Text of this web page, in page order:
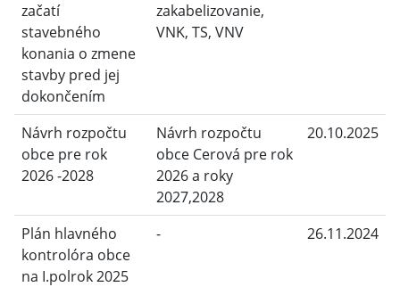
začatí
stavebného
konania o zmene
stavby pred jej
dokončením
zakabelizovanie,
VNK, TS, VNV
Návrh rozpočtu
obce pre rok
2026 -2028
Návrh rozpočtu
obce Cerová pre rok
2026 a roky
2027,2028
20.10.2025
Plán hlavného
kontrolóra obce
na I.polrok 2025
- 26.11.2024